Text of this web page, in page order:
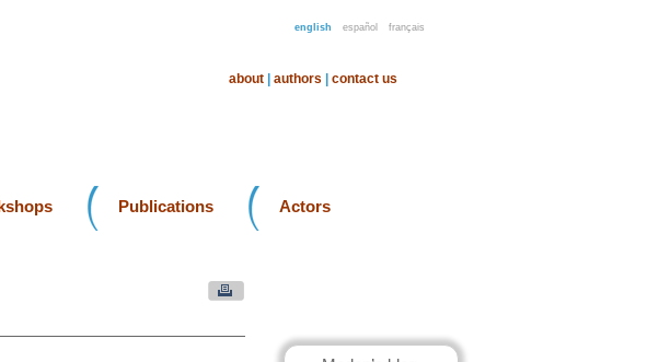
english español français
about authors contact us
Publications Actors